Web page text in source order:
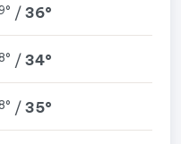
/ 36°
/ 34°
/ 35°